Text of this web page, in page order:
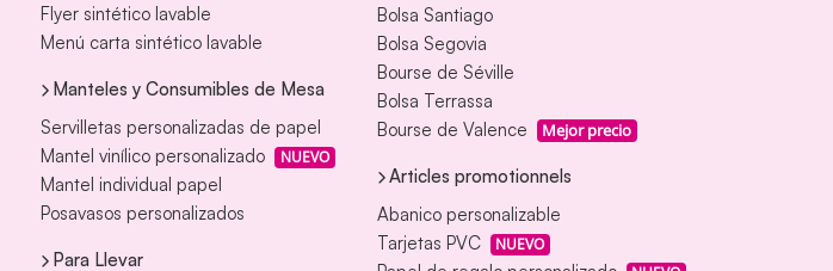
Flyer sintético lavable
Menú carta sintético lavable
Manteles y Consumibles de Mesa
Servilletas personalizadas de papel
Mantel vinílico personalizado
NUEVO
Mantel individual papel
Posavasos personalizados
Para Llevar
Bolsa Santiago
Bolsa Segovia
Bourse de Séville
Bolsa Terrassa
Bourse de Valence
Mejor precio
Articles promotionnels
Abanico personalizable
Tarjetas PVC
NUEVO